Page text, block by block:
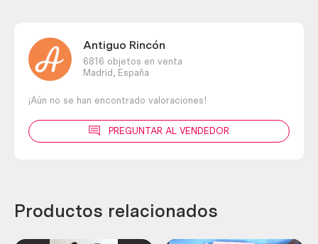
Antiguo Rincón
6816 objetos en venta
Madrid,
España
¡Aún no se han encontrado valoraciones!
PREGUNTAR AL VENDEDOR
Productos relacionados